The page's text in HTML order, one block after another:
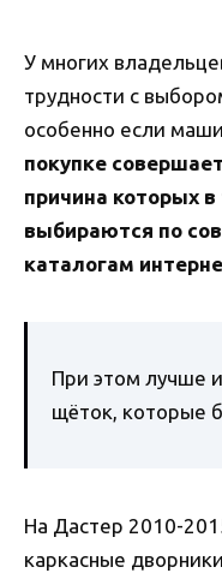
У многих
трудности с
особенно если
покупке
причина которых
выбираются по
каталогам
При этом лучше
щёток, которые
На Дастер 2010-
каркасные